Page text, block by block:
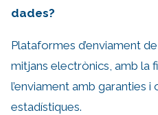
dades?
Plataformes d’enviament
mitjans electrònics, amb la
l’enviament amb garanties i
estadístiques.